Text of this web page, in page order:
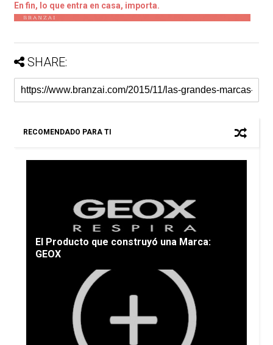
En fin, lo que entra en casa, importa.
SHARE:
RECOMENDADO PARA TI
El Producto que construyó una Marca:
GEOX